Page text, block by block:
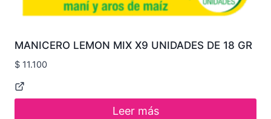
MANICERO LEMON MIX X9 UNIDADES DE 18 GR
$ 11.100
Leer más